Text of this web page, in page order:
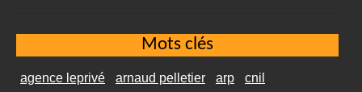
Mots clés
agence leprivé arnaud pelletier arp
cnil